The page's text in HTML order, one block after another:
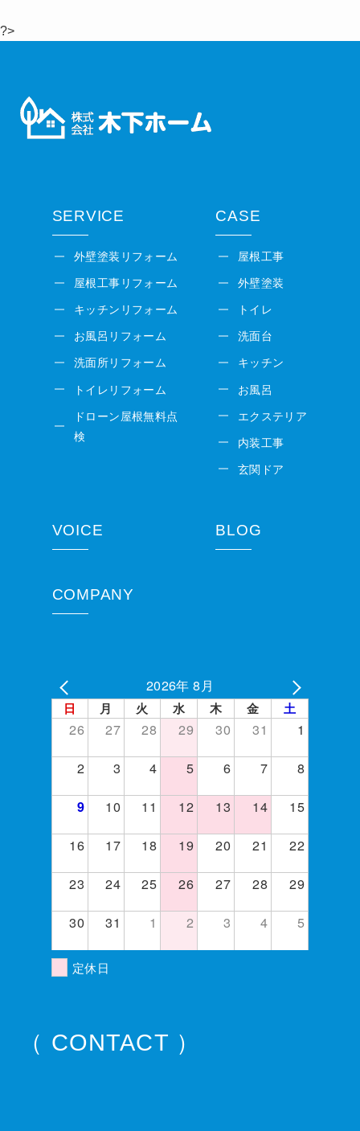
?>
SERVICE
外壁塗装リフォーム
屋根工事リフォーム
キッチンリフォーム
お風呂リフォーム
洗面所リフォーム
トイレリフォーム
ドローン屋根無料点
検
CASE
屋根工事
外壁塗装
トイレ
洗面台
キッチン
お風呂
エクステリア
内装工事
玄関ドア
VOICE BLOG
COMPANY
2026年 8月
日 月 火 水 木 金 土
26 27 28 29 30 31
1
2
3 4 5 6 7 8
9 10 11 12 13 14
15
16
17 18 19 20 21
22
23
24 25 26 27 28
29
30
31 1 2 3 4 5
定休日
（ CONTACT ）